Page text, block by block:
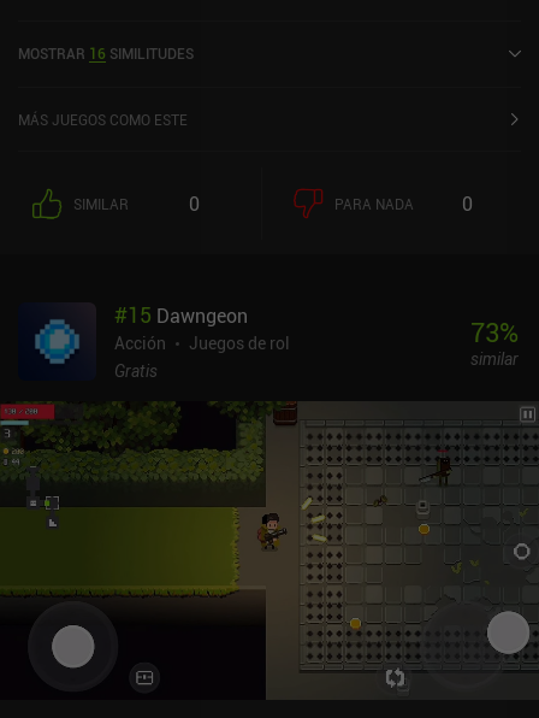
octubre de 2017 y tiene una valoración actual de 4,6 sobre 5,0 en
MOSTRAR 16 SIMILITUDES
MÁS JUEGOS COMO ESTE
SIMILAR 0 PARA NADA 0
#15 Dawngeon
Acción
Juegos de rol
Gratis
73%
similar